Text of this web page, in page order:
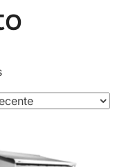
Classificado
por
mais